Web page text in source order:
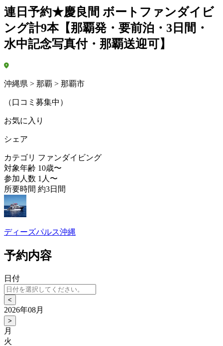
連日予約★慶良間 ボートファンダイビ
ング計9本【那覇発・要前泊・3日間・
水中記念写真付・那覇送迎可】
沖縄県 > 那覇 > 那覇市
（口コミ募集中）
お気に入り
シェア
カテゴリ ファンダイビング
対象年齢 10歳〜
参加人数 1人〜
所要時間 約3日間
ディーズパルス沖縄
予約内容
日付
<
2026年08月
>
月
火